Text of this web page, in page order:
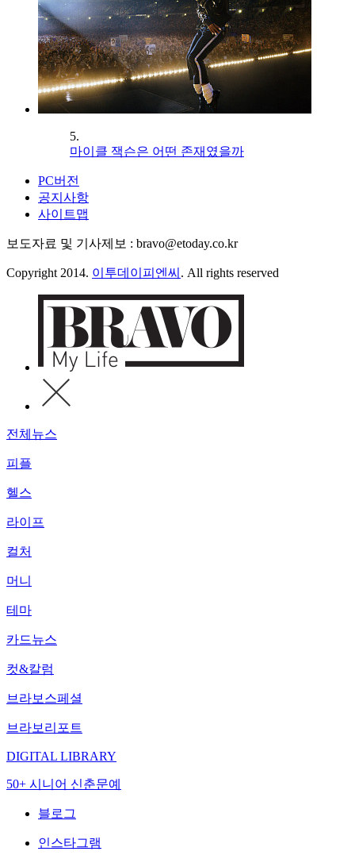
5.
마이클 잭슨은 어떤 존재였을까
PC버전
공지사항
사이트맵
보도자료 및 기사제보 : bravo@etoday.co.kr
Copyright 2014. 이투데이피엔씨 . All rights reserved
전체뉴스
피플
헬스
라이프
컬처
머니
테마
카드뉴스
컷&칼럼
브라보스페셜
브라보리포트
DIGITAL LIBRARY
50+ 시니어 신춘문예
블로그
인스타그램